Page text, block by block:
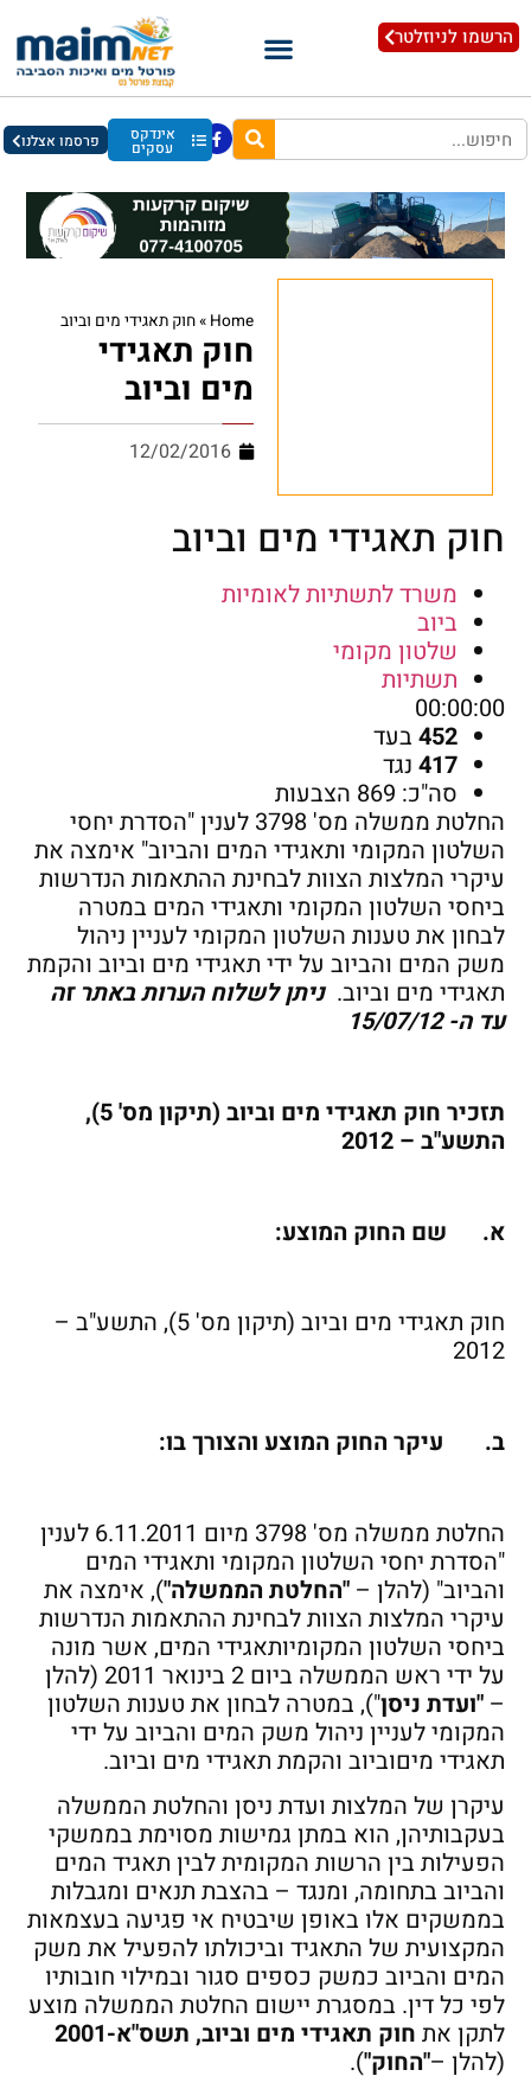
הרשמו לניוזלטר
אינדקס
עסקים פרסמו אצלנו
Home
»חוק תאגידי מים וביוב
חוק תאגידי
מים וביוב
12/02/2016
חוק תאגידי מים וביוב
משרד לתשתיות לאומיות
ביוב
שלטון מקומי
תשתיות
00:00:00
452בעד
417נגד
סה"כ: 869 הצבעות
החלטת ממשלה מס' 3798 לענין "הסדרת יחסי
השלטון המקומי ותאגידי המים והביוב" אימצה את
עיקרי המלצות הצוות לבחינת ההתאמות הנדרשות
ביחסי השלטון המקומי ותאגידי המים במטרה
לבחון את טענות השלטון המקומי לעניין ניהול
משק המים והביוב על ידי תאגידי מים וביוב והקמת
תאגידי מים וביוב.ניתן לשלוח הערות באתר זה
עד ה- 15/07/12
תזכיר חוק תאגידי מים וביוב (תיקון מס' 5),
התשע"ב – 2012
א. שם החוק המוצע:
חוק תאגידי מים וביוב (תיקון מס' 5), התשע"ב –
2012
ב. עיקר החוק המוצע והצורך בו:
החלטת ממשלה מס' 3798 מיום 6.11.2011 לענין
"הסדרת יחסי השלטון המקומי ותאגידי המים
והביוב" (להלן – "החלטת הממשלה"), אימצה את
עיקרי המלצות הצוות לבחינת ההתאמות הנדרשות
ביחסי השלטון המקומיותאגידי המים, אשר מונה
על ידי ראש הממשלה ביום 2 בינואר 2011 (להלן
– "ועדת ניסן"), במטרה לבחון את טענות השלטון
המקומי לעניין ניהול משק המים והביוב על ידי
תאגידי מיםוביוב והקמת תאגידי מים וביוב.
עיקרן של המלצות ועדת ניסן והחלטת הממשלה
בעקבותיהן, הוא במתן גמישות מסוימת בממשקי
הפעילות בין הרשות המקומית לבין תאגיד המים
והביוב בתחומה, ומנגד – בהצבת תנאים ומגבלות
בממשקים אלו באופן שיבטיח אי פגיעה בעצמאות
המקצועית של התאגיד וביכולתו להפעיל את משק
המים והביוב כמשק כספים סגור ובמילוי חובותיו
לפי כל דין. במסגרת יישום החלטת הממשלה מוצע
לתקן את חוק תאגידי מים וביוב, תשס"א-2001
(להלן –"החוק").